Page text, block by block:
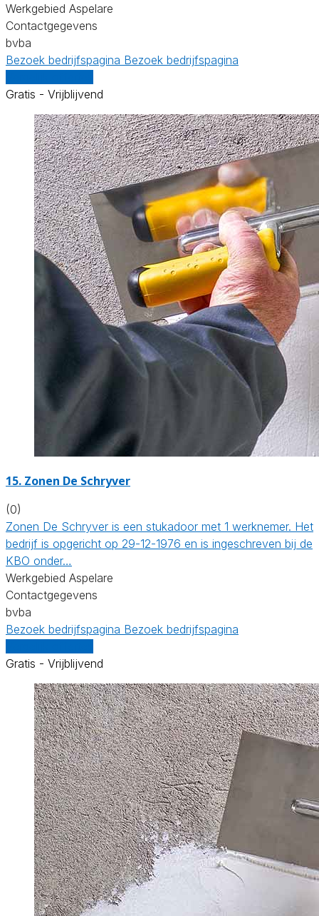
Werkgebied Aspelare
Contactgegevens
bvba
Bezoek bedrijfspagina Bezoek bedrijfspagina
Gratis - Vrijblijvend
15. Zonen De Schryver
(0)
Zonen De Schryver is een stukadoor met 1 werknemer. Het
bedrijf is opgericht op 29-12-1976 en is ingeschreven bij de
KBO onder…
Werkgebied Aspelare
Contactgegevens
bvba
Bezoek bedrijfspagina Bezoek bedrijfspagina
Gratis - Vrijblijvend